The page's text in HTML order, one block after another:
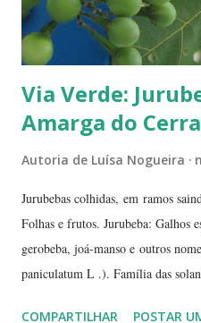
Via Verde:
Amarga do
Autoria de Luísa Nogueira
Jurubebas colhidas, em ramos
Folhas e frutos. Jurubeba: Galhos
gerobeba, joá-manso e outros
paniculatum L .). Família das
COMPARTILHAR POSTAR